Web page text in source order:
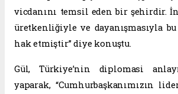
vicdanını temsil eden bir şehirdir.
üretkenliğiyle ve dayanışmasıyla
hak etmiştir” diye konuştu.
Gül, Türkiye’nin diplomasi
yaparak, “Cumhurbaşkanımızın